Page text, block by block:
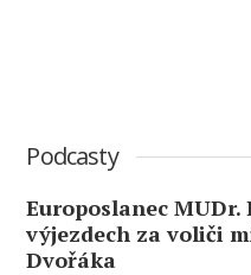
Podcasty
Europoslanec MUDr.
výjezdech za voliči
Dvořáka